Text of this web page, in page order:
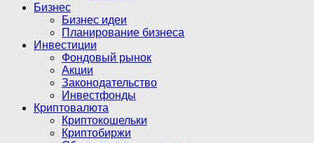
Бизнес
Бизнес идеи
Планирование бизнеса
Инвестиции
Фондовый рынок
Акции
Законодательство
Инвестфонды
Криптовалюта
Криптокошельки
Криптобиржи